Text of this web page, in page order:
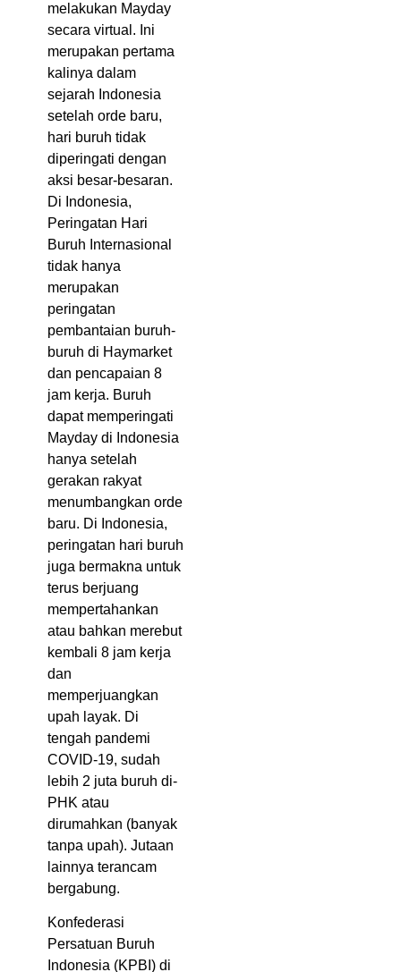
melakukan Mayday
secara virtual. Ini
merupakan pertama
kalinya dalam
sejarah Indonesia
setelah orde baru,
hari buruh tidak
diperingati dengan
aksi besar-besaran.
Di Indonesia,
Peringatan Hari
Buruh Internasional
tidak hanya
merupakan
peringatan
pembantaian buruh-
buruh di Haymarket
dan pencapaian 8
jam kerja. Buruh
dapat memperingati
Mayday di Indonesia
hanya setelah
gerakan rakyat
menumbangkan orde
baru. Di Indonesia,
peringatan hari buruh
juga bermakna untuk
terus berjuang
mempertahankan
atau bahkan merebut
kembali 8 jam kerja
dan
memperjuangkan
upah layak. Di
tengah pandemi
COVID-19, sudah
lebih 2 juta buruh di-
PHK atau
dirumahkan (banyak
tanpa upah). Jutaan
lainnya terancam
bergabung.
Konfederasi
Persatuan Buruh
Indonesia (KPBI) di